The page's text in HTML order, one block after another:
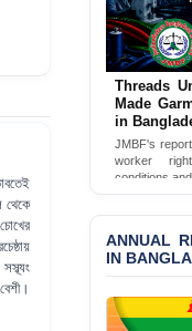
থেকে
Threads
Made
in
JMBF's
worker
conditions
ANNUAL
IN